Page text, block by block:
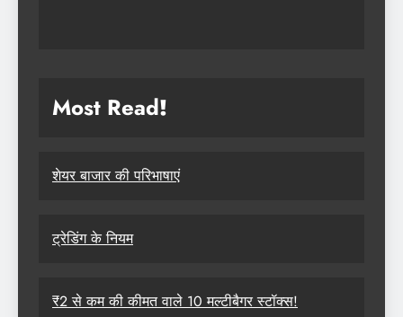
Most Read!
शेयर बाजार की परिभाषाएं
ट्रेडिंग के नियम
₹2 से कम की कीमत वाले 10 मल्टीबैगर स्टॉक्स!